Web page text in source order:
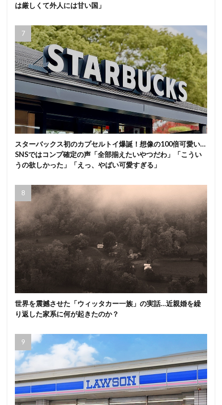
は厳しくて外人には甘い国」
スターバックス初のカプセルトイ爆誕！想像の100倍可愛い…
SNSではコンプ確定の声「全部揃えたいやつだわ」「こうい
うの欲しかった」「えっ、やばい可愛すぎる」
世界を震撼させた「ウィッタカー一族」の実話…近親婚を繰
り返した家系に何が起きたのか？